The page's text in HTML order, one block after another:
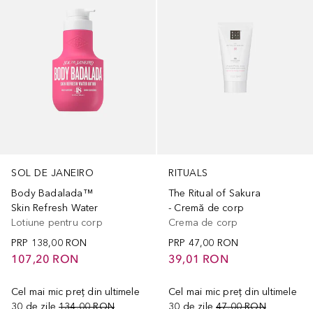
SOL DE JANEIRO
Body Badalada™
Skin Refresh Water
Lotiune pentru corp
PRP 138,00 RON
107,20 RON
Cel mai mic preț din ultimele
RITUALS
The Ritual of Sakura
- Cremă de corp
Crema de corp
PRP 47,00 RON
39,01 RON
Cel mai mic preț din ultimele